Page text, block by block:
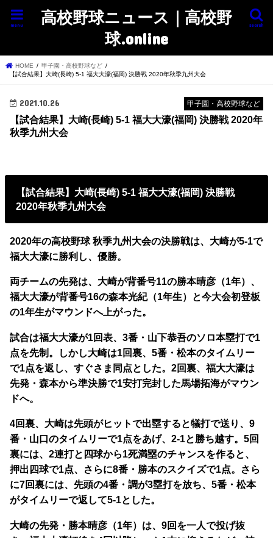
高校野球ニュース｜高校野
球.online
search
menu
HOME
甲子園・高校野球など
【試合結果】大崎(長崎) 5-1 福大大濠(福岡) 決勝戦 2020年秋季九州大会
甲子園・高校野球など
2021.10.26
【試合結果】大崎(長崎) 5-1 福大大濠(福岡) 決勝戦 2020年
秋季九州大会
【試合結果】大崎(長崎) 5-1 福大大濠(福岡) 決勝戦
2020年秋季九州大会
2020年の高校野球 秋季九州大会の決勝戦は、大崎が5-1で
福大大濠に勝利し、優勝。
両チームの先発は、大崎が背番号11の勝本晴彦（1年）、
福大大濠が背番号16の森本光紀（1年生）と今大会初登板
の1年生がマウンドへ上がった。
試合は福大大濠が1回表、3番・山下恭吾のソロ本塁打で1
点を先制。しかし大崎は1回裏、5番・松本のタイムリー
で1点を返し、すぐさま同点とした。2回裏、福大大濠は
先発・森本から準決勝で1安打完封した馬場拓海がマウン
ドへ。
4回裏、大崎は先頭がヒットで出塁すると犠打で送り、9
番・山口のタイムリーで1点をあげ、2-1と勝ち越す。5回
裏には、2連打と四球から1死満塁のチャンスを作ると、
押出四球で1点、さらに8番・勝本のスクイズで1点。さら
に7回裏には、先頭の4番・調が3塁打を放ち、5番・松本
がタイムリーで返して5-1とした。
大崎の先発・勝本晴彦（1年）は、9回を一人で投げ抜